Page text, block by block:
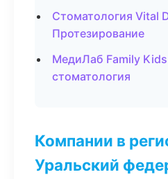
Стоматология Vital
Протезирование
МедиЛаб Family
стоматология
Компании в
Уральский